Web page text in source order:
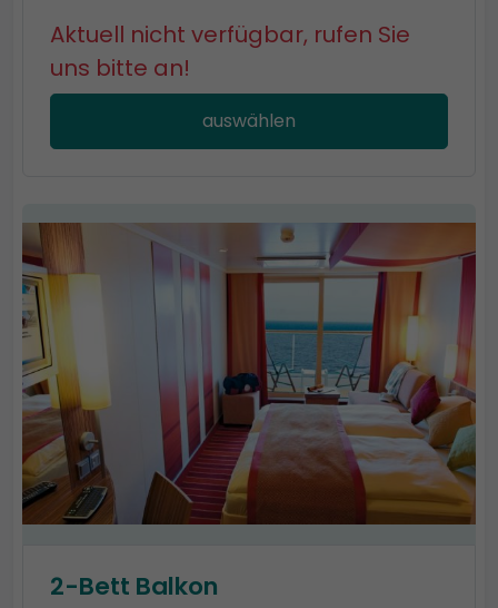
Aktuell nicht verfügbar, rufen Sie
uns bitte an!
auswählen
2-Bett Balkon